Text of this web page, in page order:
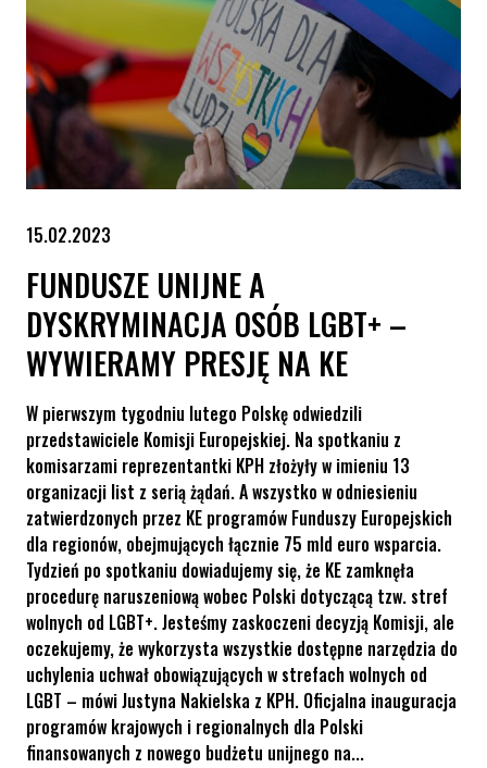
15.02.2023
FUNDUSZE UNIJNE A
DYSKRYMINACJA OSÓB LGBT+ –
WYWIERAMY PRESJĘ NA KE
W pierwszym tygodniu lutego Polskę odwiedzili
przedstawiciele Komisji Europejskiej. Na spotkaniu z
komisarzami reprezentantki KPH złożyły w imieniu 13
organizacji list z serią żądań. A wszystko w odniesieniu
zatwierdzonych przez KE programów Funduszy Europejskich
dla regionów, obejmujących łącznie 75 mld euro wsparcia.
Tydzień po spotkaniu dowiadujemy się, że KE zamknęła
procedurę naruszeniową wobec Polski dotyczącą tzw. stref
wolnych od LGBT+. Jesteśmy zaskoczeni decyzją Komisji, ale
oczekujemy, że wykorzysta wszystkie dostępne narzędzia do
uchylenia uchwał obowiązujących w strefach wolnych od
LGBT – mówi Justyna Nakielska z KPH. Oficjalna inauguracja
programów krajowych i regionalnych dla Polski
finansowanych z nowego budżetu unijnego na...